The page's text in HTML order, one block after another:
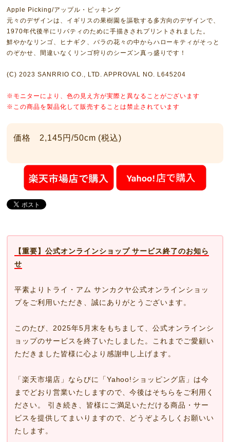
Apple Picking/アップル・ピッキング
元々のデザインは、イギリスの果樹園を謳歌する多方向のデザインで、
1970年代後半にリバティのために手描きされプリントされました。
鮮やかなリンゴ、ヒナギク、バラの花々の中からハローキティがそっと
のぞかせ、間違いなくリンゴ狩りのシーズン真っ盛りです！
(C) 2023 SANRRIO CO., LTD. APPROVAL NO. L645204
※モニターにより、色の見え方が実際と異なることがございます
※この商品を製品化して販売することは禁止されています
価格 2,145円/50cm (税込)
【重要】公式オンラインショップ サービス終了のお知ら
せ
平素よりトライ・アム サンカクヤ公式オンラインショッ
プをご利用いただき、誠にありがとうございます。
このたび、2025年5月末をもちまして、公式オンラインシ
ョップのサービスを終了いたしました。これまでご愛顧い
ただきました皆様に心より感謝申し上げます。
「楽天市場店」ならびに「Yahoo!ショッピング店」は今
までどおり営業いたしますので、今後はそちらをご利用く
ださい。 引き続き、皆様にご満足いただける商品・サー
ビスを提供してまいりますので、どうぞよろしくお願いい
たします。